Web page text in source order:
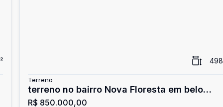
498
Terreno
terreno no bairro Nova Floresta em belo
horizonte
R$ 850.000,00